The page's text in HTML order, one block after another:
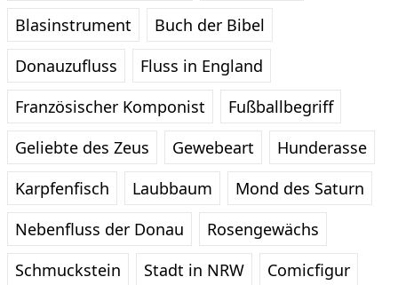
Blasinstrument
Buch der Bibel
Donauzufluss
Fluss in England
Französischer Komponist
Fußballbegriff
Geliebte des Zeus
Gewebeart
Hunderasse
Karpfenfisch
Laubbaum
Mond des Saturn
Nebenfluss der Donau
Rosengewächs
Schmuckstein
Stadt in NRW Comicfigur